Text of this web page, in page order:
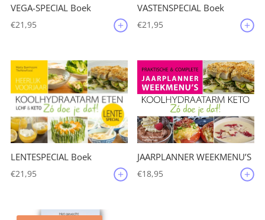
VEGA-SPECIAL Boek
€21,95
VASTENSPECIAL Boek
€21,95
LENTESPECIAL Boek
€21,95
JAARPLANNER WEEKMENU’S
€18,95